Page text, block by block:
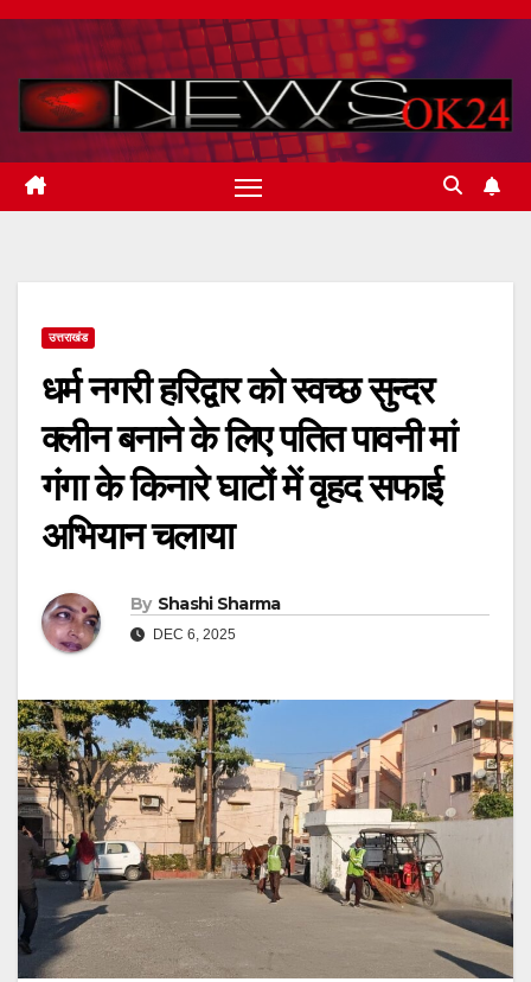
Skip
content
उत्तराखंड
धर्म नगरी हरिद्वार को स्वच्छ सुन्दर
क्लीन बनाने के लिए पतित पावनी मां
गंगा के किनारे घाटों में वृहद सफाई
अभियान चलाया
By Shashi Sharma
DEC 6, 2025